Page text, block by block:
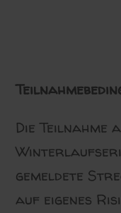
Die Teilnahme
gemeldete
auf eigenes